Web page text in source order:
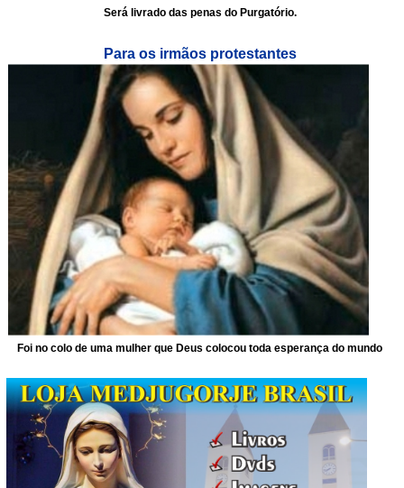
Será livrado das penas do Purgatório.
Para os irmãos protestantes
Foi no colo de uma mulher que Deus colocou toda esperança do mundo